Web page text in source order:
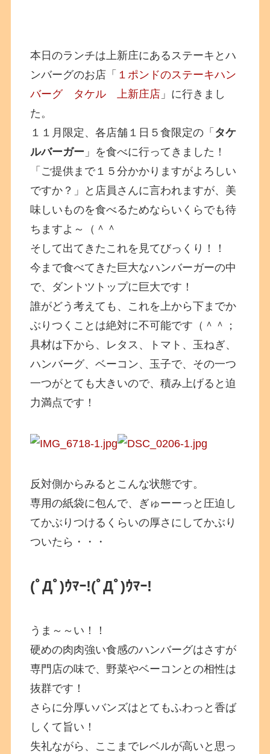
本日のランチは上新庄にあるステーキとハ
ンバーグのお店「 １ポンドのステーキハン
バーグ タケル 上新庄店 」に行きまし
た。
１１月限定、各店舗１日５食限定の「 タケ
ルバーガー 」を食べに行ってきました！
「ご提供まで１５分かかりますがよろしい
ですか？」と店員さんに言われますが、美
味しいものを食べるためならいくらでも待
ちますよ～（＾＾
そして出てきたこれを見てびっくり！！
今まで食べてきた巨大なハンバーガーの中
で、ダントツトップに巨大です！
誰がどう考えても、これを上から下までか
ぶりつくことは絶対に不可能です（＾＾；
具材は下から、レタス、トマト、玉ねぎ、
ハンバーグ、ベーコン、玉子で、その一つ
一つがとても大きいので、積み上げると迫
力満点です！
反対側からみるとこんな状態です。
専用の紙袋に包んで、ぎゅーーっと圧迫し
てかぶりつけるくらいの厚さにしてかぶり
ついたら・・・
(ﾟДﾟ)ｳﾏｰ!(ﾟДﾟ)ｳﾏｰ!
うま～～い！！
硬めの肉肉強い食感のハンバーグはさすが
専門店の味で、野菜やベーコンとの相性は
抜群です！
さらに分厚いバンズはとてもふわっと香ば
しくて旨い！
失礼ながら、ここまでレベルが高いと思っ